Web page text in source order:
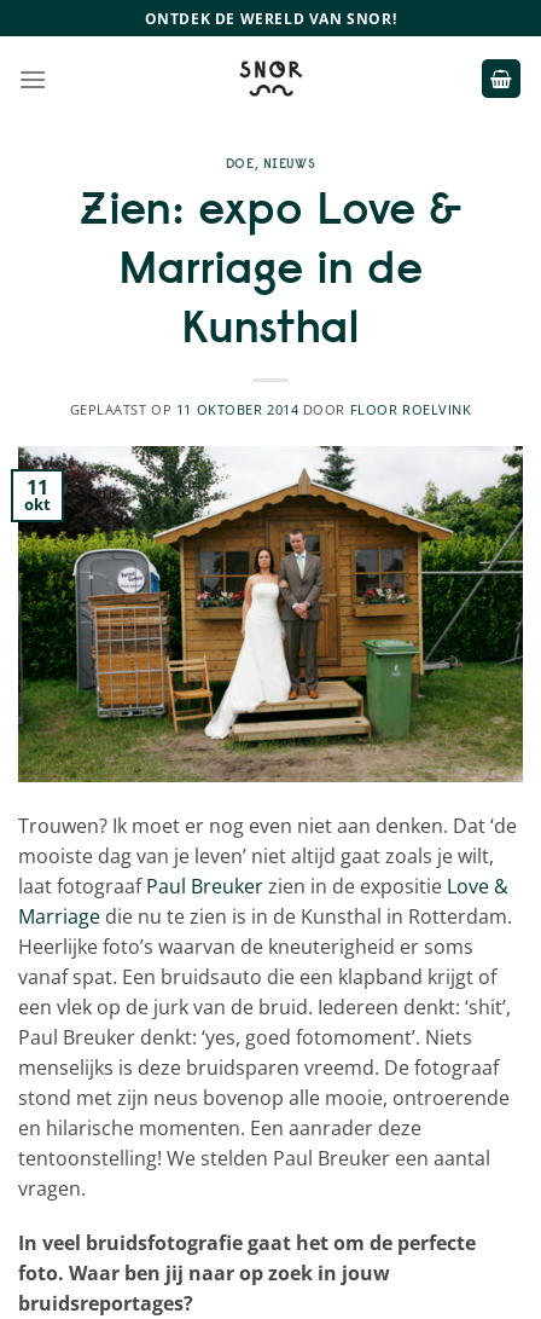
naar
inhoud
ONTDEK DE WERELD VAN SNOR!
DOE, NIEUWS
Zien: expo Love &
Marriage in de
Kunsthal
GEPLAATST OP 11 OKTOBER 2014 DOOR FLOOR ROELVINK
11
okt
Trouwen? Ik moet er nog even niet aan denken. Dat ‘de
mooiste dag van je leven’ niet altijd gaat zoals je wilt,
laat fotograafPaul Breukerzien in de expositie Love &
Marriage die nu te zien is in de Kunsthal in Rotterdam.
Heerlijke foto’s waarvan de kneuterigheid er soms
vanaf spat. Een bruidsauto die een klapband krijgt of
een vlek op de jurk van de bruid. Iedereen denkt: ‘shit’,
Paul Breuker denkt: ‘yes, goed fotomoment’. Niets
menselijks is deze bruidsparen vreemd. De fotograaf
stond met zijn neus bovenop alle mooie, ontroerende
en hilarische momenten. Een aanrader deze
tentoonstelling! We stelden Paul Breuker een aantal
vragen.
In veel bruidsfotografie gaat het om de perfecte
foto. Waar ben jij naar op zoek in jouw
bruidsreportages?